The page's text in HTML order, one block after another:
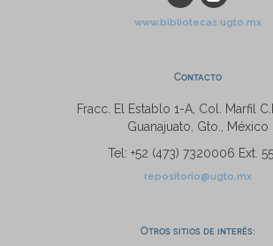
www.bibliotecas.ugto.mx
Contacto
Fracc. El Establo 1-A, Col. Marfil
Guanajuato, Gto., México
Tel: +52 (473) 7320006 Ext.
repositorio@ugto.mx
Otros sitios de interés: